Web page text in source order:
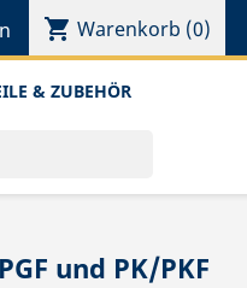
shopping_cart Warenkorb (0)
& ZUBEHÖR
und PK/PKF